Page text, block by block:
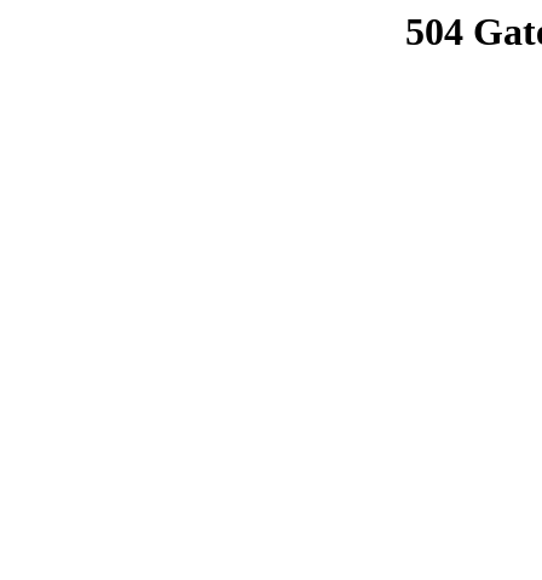
504